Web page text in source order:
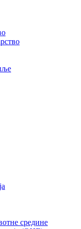
средине